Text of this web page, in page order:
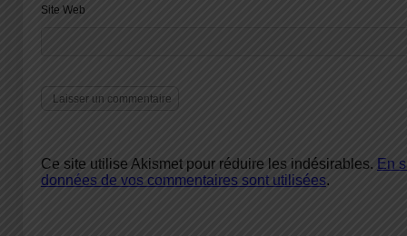
Site Web
Ce site utilise Akismet pour réduire les indésirables. En
données de vos commentaires sont utilisées.